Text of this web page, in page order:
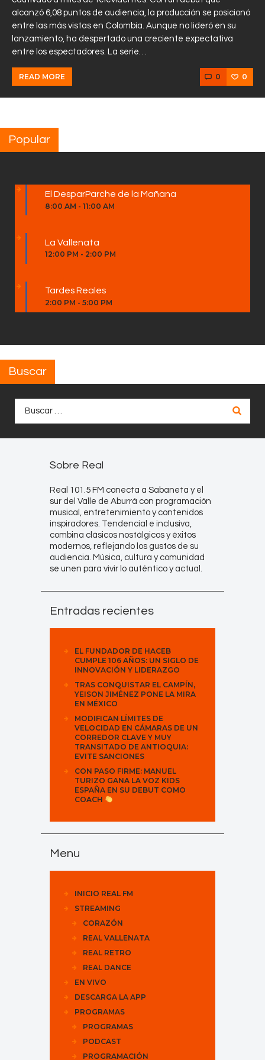
alcanzó 6,08 puntos de audiencia, la producción se posicionó
entre las más vistas en Colombia. Aunque no lideró en su
lanzamiento, ha despertado una creciente expectativa
entre los espectadores. La serie…
READ MORE 0 0
Popular
El DesparParche de la Mañana
8:00 AM - 11:00 AM
La Vallenata
12:00 PM - 2:00 PM
Tardes Reales
2:00 PM - 5:00 PM
Buscar
Sobre Real
Real 101.5 FM conecta a Sabaneta y el
sur del Valle de Aburrá con programación
musical, entretenimiento y contenidos
inspiradores. Tendencial e inclusiva,
combina clásicos nostálgicos y éxitos
modernos, reflejando los gustos de su
audiencia. Música, cultura y comunidad
se unen para vivir lo auténtico y actual.
Entradas recientes
EL FUNDADOR DE HACEB
CUMPLE 106 AÑOS: UN SIGLO DE
INNOVACIÓN Y LIDERAZGO
TRAS CONQUISTAR EL CAMPÍN,
YEISON JIMÉNEZ PONE LA MIRA
EN MÉXICO
MODIFICAN LÍMITES DE
VELOCIDAD EN CÁMARAS DE UN
CORREDOR CLAVE Y MUY
TRANSITADO DE ANTIOQUIA:
EVITE SANCIONES
CON PASO FIRME: MANUEL
TURIZO GANA LA VOZ KIDS
ESPAÑA EN SU DEBUT COMO
COACH
Menu
INICIO REAL FM
STREAMING
CORAZÓN
REAL VALLENATA
REAL RETRO
REAL DANCE
EN VIVO
DESCARGA LA APP
PROGRAMAS
PROGRAMAS
PODCAST
PROGRAMACIÓN